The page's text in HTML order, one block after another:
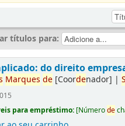
títulos para:
do direito
Marques de [Coordenador] |
para empréstimo: [Númerode